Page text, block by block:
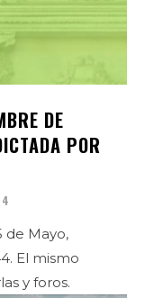
DE
POR
de Mayo,
El mismo
y foros.